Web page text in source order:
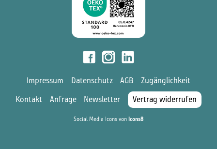
Impressum Datenschutz AGB
Zugänglichkeit
Kontakt
Anfrage Newsletter Vertrag widerrufen
Social Media Icons von Icons8